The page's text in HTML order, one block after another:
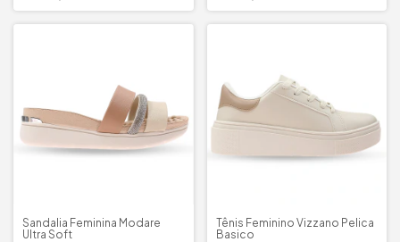
Sandalia Feminina Modare
Ultra Soft
Tênis Feminino Vizzano Pelica
Basico